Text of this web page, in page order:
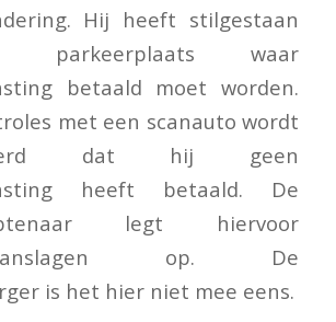
Hij heeft stilgestaan
waar
betaald moet worden.
met een scanauto wordt
dat hij geen
heeft betaald. De
legt hiervoor
op. De
is het hier niet mee eens.